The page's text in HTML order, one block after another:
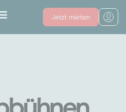
Jetzt mieten